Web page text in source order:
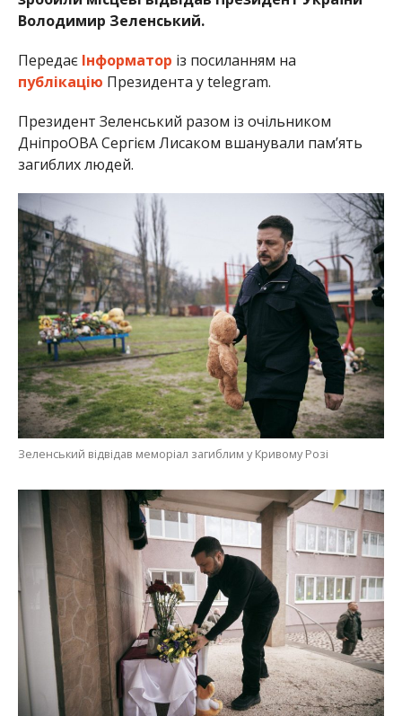
Володимир Зеленський.
Передає Інформатор із посиланням на
публікацію Президента у telegram.
Президент Зеленський разом із очільником
ДніпроОВА Сергієм Лисаком вшанували памʼять
загиблих людей.
Зеленський відвідав меморіал загиблим у Кривому Розі